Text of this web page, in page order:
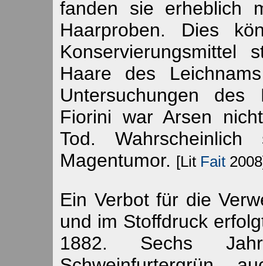
fanden sie erheblich
Haarproben. Dies
Haare des
Untersuchungen des
Fiorini war Arsen
Tod.
Magentumor. [Lit Fait
Ein Verbot für die
und im Stoffdruck
1882. Sechs